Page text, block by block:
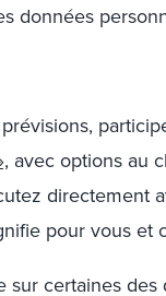
données
avec options au
directement
pour vous et
sur certaines